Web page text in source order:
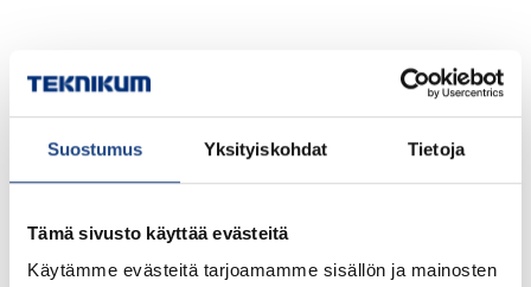
Suostumus Yksityiskohdat Tietoja
Tämä sivusto käyttää evästeitä
Käytämme evästeitä tarjoamamme sisällön ja mainosten